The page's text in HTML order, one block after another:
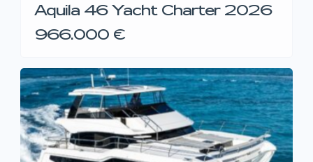
Aquila 46 Yacht Charter 2026
966.000 €